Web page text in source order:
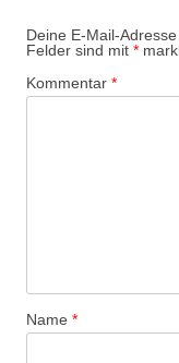
Deine E-Mail-
Felder sind mit *
Kommentar *
Name *